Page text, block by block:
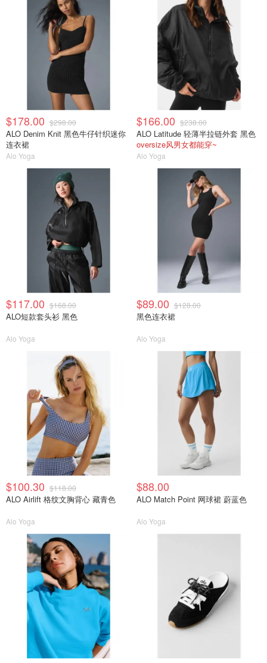
$178.00 $298.00
ALO Denim Knit 黑色牛仔针织迷你
连衣裙
Alo Yoga
$166.00 $238.00
ALO Latitude 轻薄半拉链外套 黑色
oversize风男女都能穿~
Alo Yoga
$117.00 $168.00
ALO短款套头衫 黑色
Alo Yoga
$89.00 $128.00
黑色连衣裙
Alo Yoga
$100.30 $118.00
ALO Airlift 格纹文胸背心 藏青色
Alo Yoga
$88.00
ALO Match Point 网球裙 蔚蓝色
Alo Yoga